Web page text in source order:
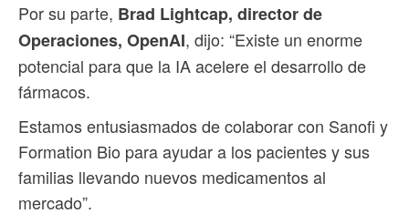
Por su parte, Brad Lightcap, director de
Operaciones, OpenAI, dijo: “Existe un enorme
potencial para que la IA acelere el desarrollo de
fármacos.
Estamos entusiasmados de colaborar con Sanofi y
Formation Bio para ayudar a los pacientes y sus
familias llevando nuevos medicamentos al
mercado”.